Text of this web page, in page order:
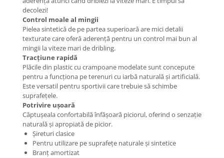
decolezi!
Control moale al mingii
Pielea sintetică de pe partea superioară are mici detalii
texturate care oferă aderență pentru un control mai bun al
mingii la viteze mari de dribling.
Tracțiune rapidă
Plăcile din plastic cu crampoane modelate sunt concepute
pentru a funcționa pe terenuri cu iarbă naturală și artificială.
Este versatil pentru sportivii care trebuie să schimbe
suprafețele.
Potrivire ușoară
Căptușeala confortabilă înfășoară piciorul, oferind o senzație
naturală și apropiată de picior.
Șireturi clasice
Pentru utilizare pe suprafețe naturale și sintetice
Branț amortizat